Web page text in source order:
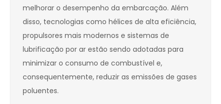
melhorar o desempenho da embarcação. Além
disso, tecnologias como hélices de alta eficiência,
propulsores mais modernos e sistemas de
lubrificação por ar estão sendo adotadas para
minimizar o consumo de combustível e,
consequentemente, reduzir as emissões de gases
poluentes.